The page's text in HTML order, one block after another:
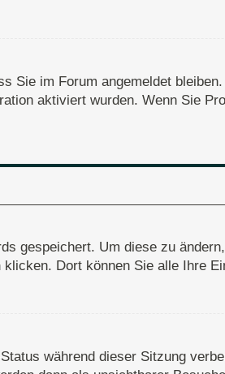
Sie im Forum angemeldet
aktiviert wurden. Wenn Sie
gespeichert. Um diese zu
Dort können Sie alle Ihre
während dieser Sitzung